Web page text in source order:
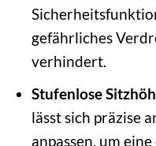
gefährliches
verhindert.
Stufenlose
lässt sich präzise
anpassen, um